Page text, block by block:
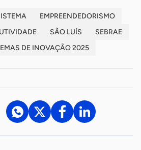
EMPREENDEDORISMO
SÃO LUÍS
SEBRAE
DE INOVAÇÃO 2025